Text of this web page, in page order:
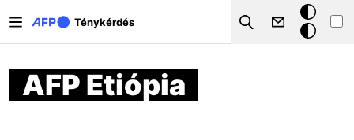
Ténykérdés
Search
Sötét
mód
AFP Etiópia